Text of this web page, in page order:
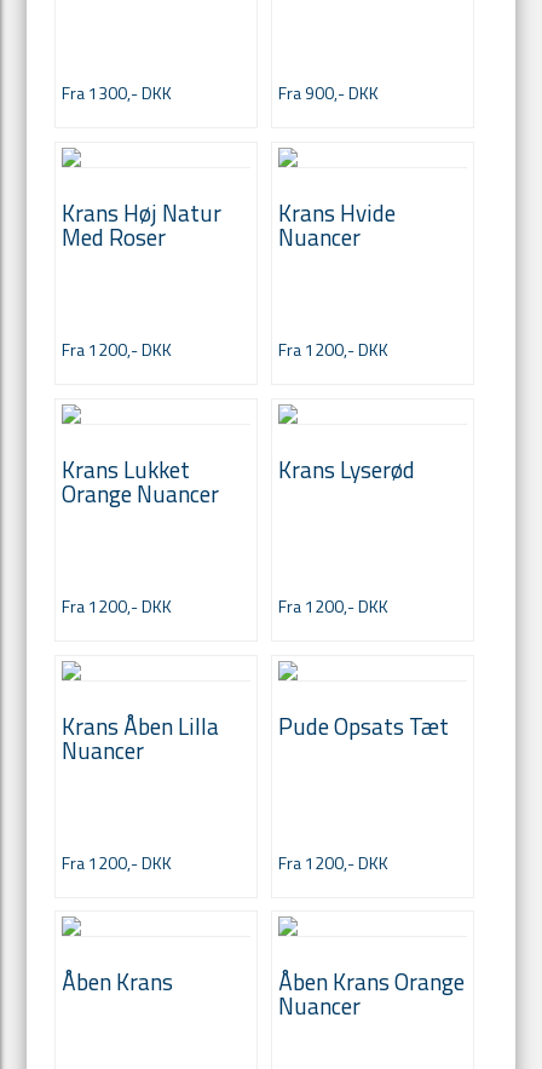
Fra 1300,- DKK Fra 900,- DKK
Krans Høj Natur
Med Roser
Fra 1200,- DKK
Krans Hvide
Nuancer
Fra 1200,- DKK
Krans Lukket
Orange Nuancer
Fra 1200,- DKK
Krans Lyserød
Fra 1200,- DKK
Krans Åben Lilla
Nuancer
Fra 1200,- DKK
Pude Opsats Tæt
Fra 1200,- DKK
Åben Krans Åben Krans Orange
Nuancer